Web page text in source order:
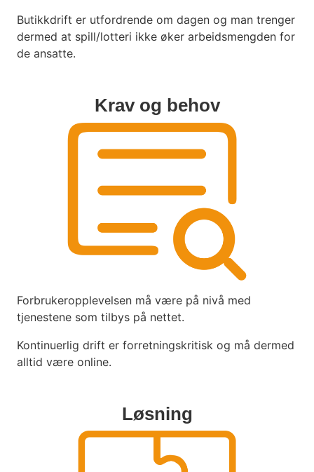
Butikkdrift er utfordrende om dagen og man trenger
dermed at spill/lotteri ikke øker arbeidsmengden for
de ansatte.
Krav og behov
Forbrukeropplevelsen må være på nivå med
tjenestene som tilbys på nettet.
Kontinuerlig drift er forretningskritisk og må dermed
alltid være online.
Løsning